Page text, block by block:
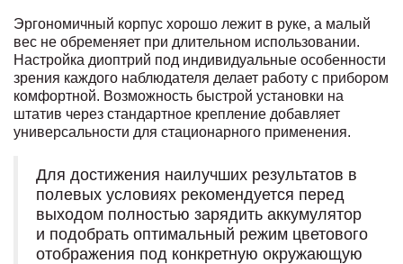
Эргономичный корпус хорошо лежит в руке, а малый
вес не обременяет при длительном использовании.
Настройка диоптрий под индивидуальные особенности
зрения каждого наблюдателя делает работу с прибором
комфортной. Возможность быстрой установки на
штатив через стандартное крепление добавляет
универсальности для стационарного применения.
Для достижения наилучших результатов в
полевых условиях рекомендуется перед
выходом полностью зарядить аккумулятор
и подобрать оптимальный режим цветового
отображения под конкретную окружающую